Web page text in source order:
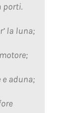
porti.
la luna;
aduna;